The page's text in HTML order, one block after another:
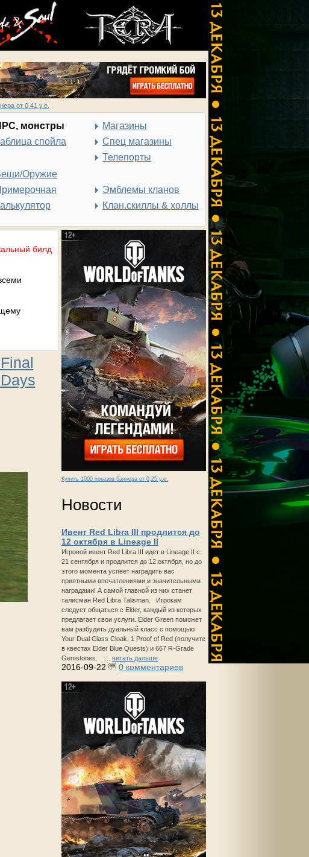
от 0,41 у.е.
монстры
спойла
Оружие
Магазины
Спец магазины
Телепорты
Эмблемы кланов
Клан.скиллы & холлы
Купить 1000 показов баннера от 0,25 у.е.
Новости
Ивент Red Libra III продлится до
12 октября в Lineage II
Игровой ивент Red Libra III идет в Lineage II с
21 сентября и продлится до 12 октября, но до
этого момента успеет наградить вас
приятными впечатлениями и значительными
наградами! А самой главной из них станет
талисман Red Libra Talisman. Игрокам
следует общаться с Elder, каждый из которых
предлагает свои услуги. Elder Green поможет
вам разбудить дуальный класс с помощью
Your Dual Class Cloak, 1 Proof of Red (получите
в квестах Elder Blue Quests) и 667 R-Grade
Gemstones. ... читать дальше
2016-09-22 0 комментариев
билд